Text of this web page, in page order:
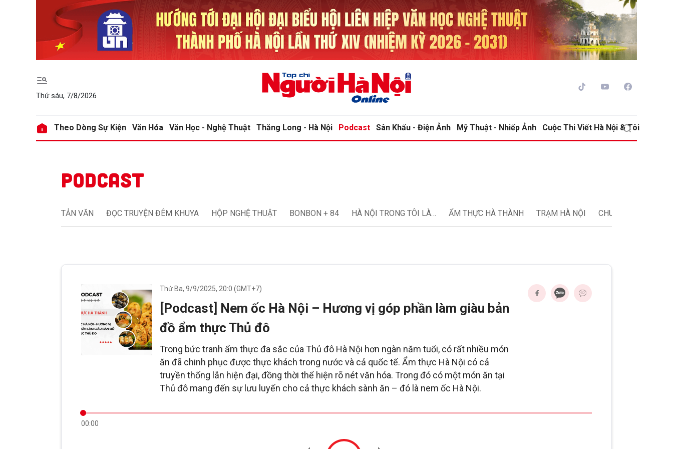
Thứ sáu, 7/8/2026
Theo Dòng Sự Kiện Văn Hóa Văn Học - Nghệ Thuật Thăng Long - Hà Nội Podcast Sân Khấu - Điện Ảnh Mỹ Thuật - Nhiếp Ảnh Cuộc Thi Viết Hà Nội & Tôi
PODCAST
TẢN VĂN ĐỌC TRUYỆN ĐÊM KHUYA HỘP NGHỆ THUẬT BONBON + 84 HÀ NỘI TRONG TÔI LÀ… ẨM THỰC HÀ THÀNH TRẠM HÀ NỘI CHUYỆN NGƯỜI HÀ
00:00
Thứ Ba, 9/9/2025, 20:0 (GMT+7)
[Podcast] Nem ốc Hà Nội – Hương vị góp phần làm giàu bản
đồ ẩm thực Thủ đô
Trong bức tranh ẩm thực đa sắc của Thủ đô Hà Nội hơn ngàn năm tuổi, có rất nhiều món
ăn đã chinh phục được thực khách trong nước và cả quốc tế. Ẩm thực Hà Nội có cả
truyền thống lẫn hiện đại, đồng thời thể hiện rõ nét văn hóa. Trong đó có một món ăn tại
Thủ đô mang đến sự lưu luyến cho cả thực khách sành ăn – đó là nem ốc Hà Nội.
Gửi bình luận
Gửi bình luận